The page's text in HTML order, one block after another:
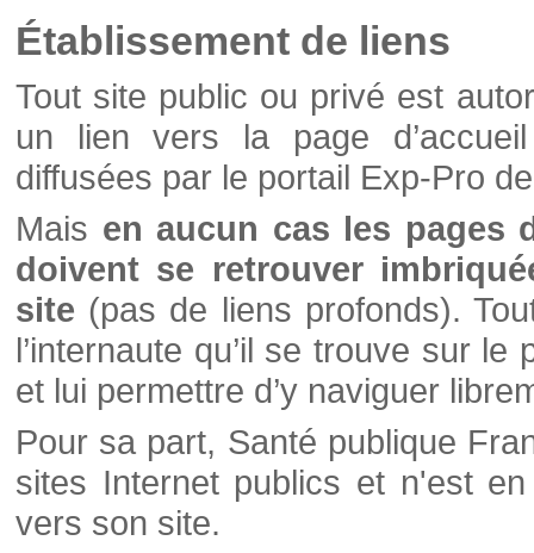
Établissement de liens
Tout site public ou privé est
un lien vers la page
diffusées par le portail Exp-Pro
Mais en aucun cas les pages
doivent se retrouver
site (pas de liens profonds).
l’internaute qu’il se trouve sur
et lui permettre d’y naviguer
Pour sa part, Santé publique
sites Internet publics et n'est
vers son site.